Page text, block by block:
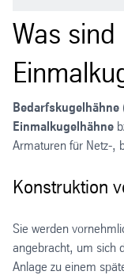
Wasser /
Fernwärme
Klima-
Öle / Druckluft
Was sind
Bedarfskugelhähne
Einmalkugelhähne
Armaturen für Netz-,
Konstruktion
Sie werden
angebracht, um sich
Anlage zu einem